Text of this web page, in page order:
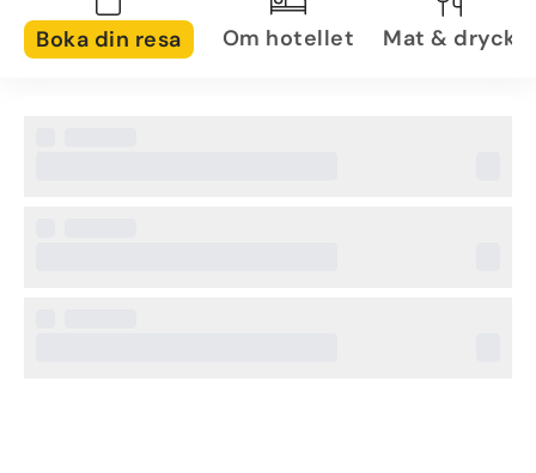
Boka din resa Om hotellet Mat & dryck